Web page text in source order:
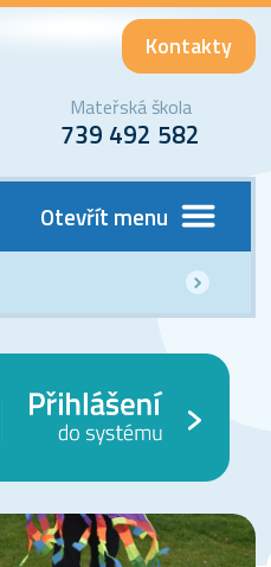
Kontakty
Mateřská škola
739 492 582
Otevřít menu